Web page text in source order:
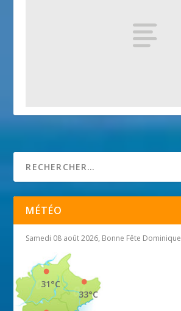
MÉTÉO
Samedi 08 août 2026, Bonne Fête Dominique
33°C
31°C